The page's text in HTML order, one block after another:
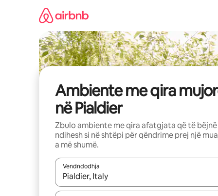
Ambiente me qira
në Pialdier
Zbulo ambiente me qira afatgjata që të
ndihesh si në shtëpi për qëndrime prej një
a më shumë.
Vendndodhja
Kur rezultatet të jenë të disponueshme, lëviz me